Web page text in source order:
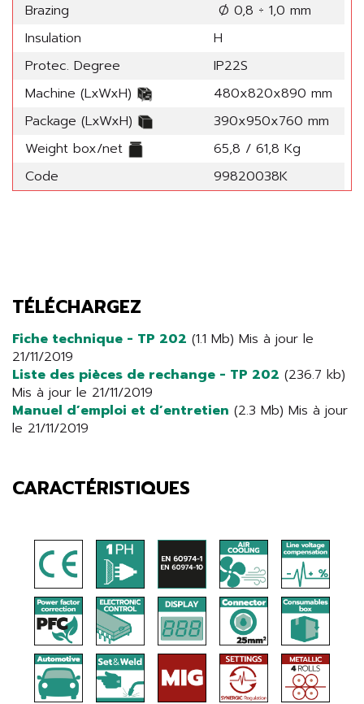
Brazing
Ø 0,8 ÷ 1,0 mm
Insulation
H
Protec. Degree
IP22S
Machine (LxWxH)
480x820x890 mm
Package (LxWxH)
390x950x760 mm
Weight box/net
65,8 / 61,8 Kg
Code
99820038K
TÉLÉCHARGEZ
Fiche technique - TP 202 (1.1 Mb) Mis à jour le
21/11/2019
Liste des pièces de rechange - TP 202 (236.7 kb)
Mis à jour le 21/11/2019
Manuel d’emploi et d’entretien (2.3 Mb) Mis à jour
le 21/11/2019
CARACTÉRISTIQUES